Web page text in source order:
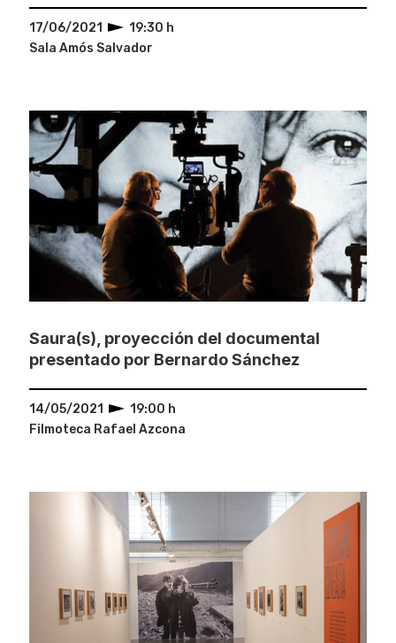
17/06/2021
19:30 h
Sala Amós Salvador
Saura(s), proyección del documental
presentado por Bernardo Sánchez
14/05/2021
19:00 h
Filmoteca Rafael Azcona